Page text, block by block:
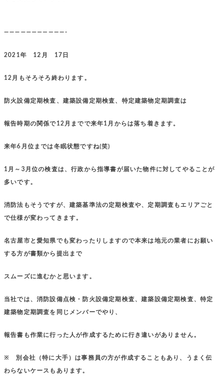
———————————-
2021年 12月 17日
12月もそろそろ終わります。
防火設備定期検査、建築設備定期検査、特定建築物定期調査は
報告時期の関係で12月までで来年1月からは落ち着きます。
来年6月位までは冬眠状態ですね(笑)
1月～3月位の検査は、行政から指導書が届いた物件に対してやることが
多いです。
消防法もそうですが、建築基準法の定期検査や、定期調査もエリアごと
で仕様が変わってきます。
名古屋市と愛知県でも変わったりしますので本来は地元の業者にお願い
する方が書類から提出まで
スムーズに進むかと思います。
当社では、消防設備点検・防火設備定期検査、建築設備定期検査、特定
建築物定期調査を同じメンバーでやり、
報告書も作業に行った人が作成するために行き違いがありません。
※ 別会社（特に大手）は事務員の方が作成することもあり、うまく伝
わらないケースもあります。